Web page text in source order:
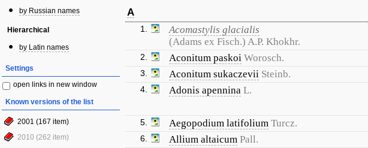
by Russian names
Hierarchical
by Latin names
Settings
open links in new window
Known versions of the list
2001 (167 item)
2010 (262 item)
A
1.
Acomastylis glacialis
(Adams ex Fisch.) A.P. Khokhr.
2. Aconitum paskoi Worosch.
3.
Aconitum sukaczevii Steinb.
4.
Adonis apennina L.
5.
Aegopodium latifolium Turcz.
6.
Allium altaicum Pall.